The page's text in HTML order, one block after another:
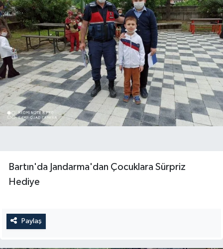
Bartın'da Jandarma'dan Çocuklara Sürpriz
Hediye
Paylaş